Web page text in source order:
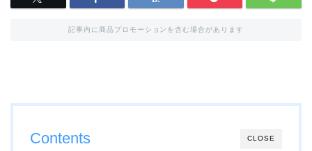
記事内に商品プロモーションを含む場合があります
CLOSE
Contents